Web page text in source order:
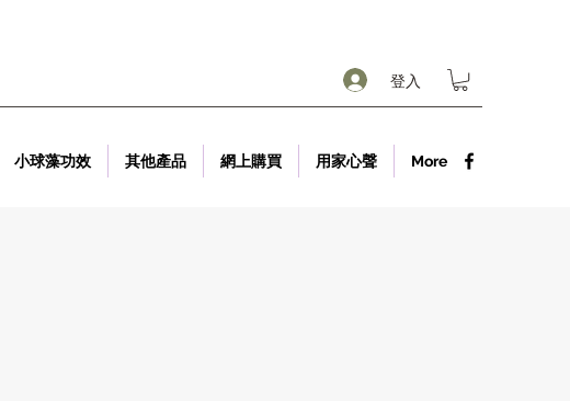
登入
小球藻功效 其他產品 網上購買 用家心聲 More